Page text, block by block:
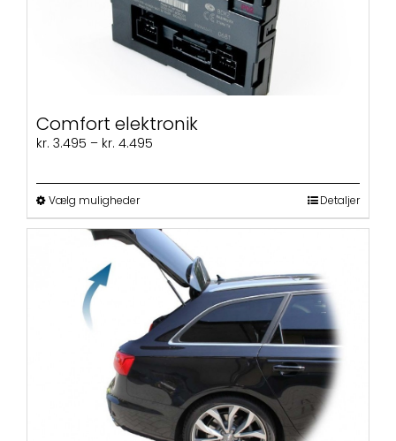
vælges
på
varesiden
Comfort elektronik
kr. 3.495 – kr. 4.495
Vælg mulighederDette
vare
har
flere
varianter.
Mulighederne
vælges
på
varesiden
Detaljer